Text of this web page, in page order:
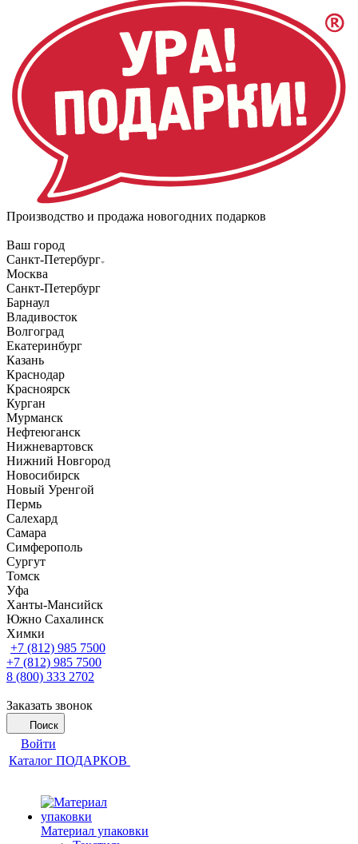
Производство и продажа новогодних подарков
Ваш город
Санкт-Петербург
Москва
Санкт-Петербург
Барнаул
Владивосток
Волгоград
Екатеринбург
Казань
Краснодар
Красноярск
Курган
Мурманск
Нефтеюганск
Нижневартовск
Нижний Новгород
Новосибирск
Новый Уренгой
Пермь
Салехард
Самара
Симферополь
Сургут
Томск
Уфа
Ханты-Мансийск
Южно Сахалинск
Химки
+7 (812) 985 7500
+7 (812) 985 7500
8 (800) 333 2702
Заказать звонок
Поиск
Войти
Каталог ПОДАРКОВ
Материал упаковки